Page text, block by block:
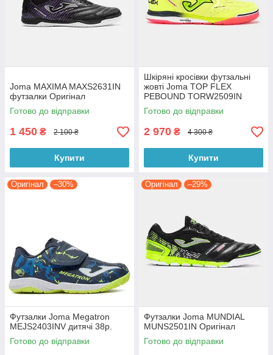
Joma MAXIMA MAXS2631IN
футзалки Оригінал
Готово до відправки
1 450 ₴ 2 100 ₴
Купити
Шкіряні кросівки футзальні
жовті Joma TOP FLEX
PEBOUND TORW2509IN
Футзалки (Оригінал)
Готово до відправки
2 970 ₴ 4 300 ₴
Купити
Оригінал –30%
Футзалки Joma Megatron
MEJS2403INV дитячі 38р.
Готово до відправки
Оригінал –29%
Футзалки Joma MUNDIAL
MUNS2501IN Оригінал
Готово до відправки